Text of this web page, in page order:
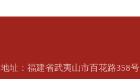
地址：福建省武夷山市百花路358号